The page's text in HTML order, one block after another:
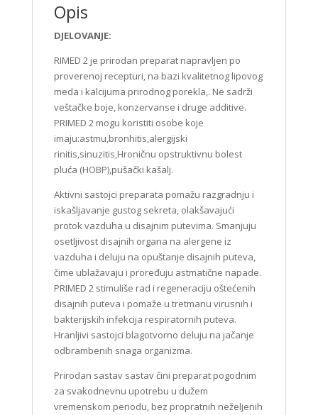
Opis
DJELOVANJE:
RIMED 2 je prirodan preparat napravljen po
proverenoj recepturi, na bazi kvalitetnog lipovog
meda i kalcijuma prirodnog porekla,. Ne sadrži
veštačke boje, konzervanse i druge additive.
PRIMED 2 mogu koristiti osobe koje
imaju:astmu,bronhitis,alergijski
rinitis,sinuzitis,Hroničnu opstruktivnu bolest
pluća (HOBP),pušački kašalj.
Aktivni sastojci preparata pomažu razgradnju i
iskašljavanje gustog sekreta, olakšavajući
protok vazduha u disajnim putevima. Smanjuju
osetljivost disajnih organa na alergene iz
vazduha i deluju na opuštanje disajnih puteva,
čime ublažavaju i proređuju astmatične napade.
PRIMED 2 stimuliše rad i regeneraciju oštećenih
disajnih puteva i pomaže u tretmanu virusnih i
bakterijskih infekcija respiratornih puteva.
Hranljivi sastojci blagotvorno deluju na jačanje
odbrambenih snaga organizma.
Prirodan sastav sastav čini preparat pogodnim
za svakodnevnu upotrebu u dužem
vremenskom periodu, bez propratnih neželjenih